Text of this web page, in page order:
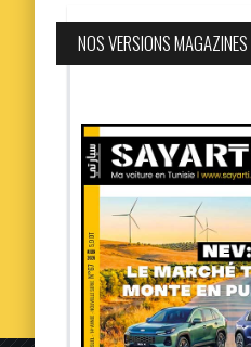
NOS VERSIONS MAGAZINES